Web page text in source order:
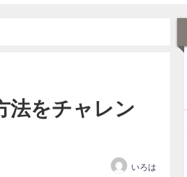
法をチャレン
いろは